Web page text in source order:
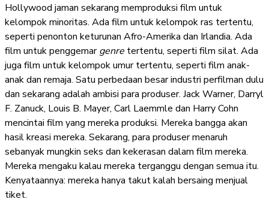
Hollywood jaman sekarang memproduksi film untuk
kelompok minoritas. Ada film untuk kelompok ras tertentu,
seperti penonton keturunan Afro-Amerika dan Irlandia. Ada
film untuk penggemargenre tertentu, seperti film silat. Ada
juga film untuk kelompok umur tertentu, seperti film anak-
anak dan remaja. Satu perbedaan besar industri perfilman dulu
dan sekarang adalah ambisi para produser. Jack Warner, Darryl
F. Zanuck, Louis B. Mayer, Carl Laemmle dan Harry Cohn
mencintai film yang mereka produksi. Mereka bangga akan
hasil kreasi mereka. Sekarang, para produser menaruh
sebanyak mungkin seks dan kekerasan dalam film mereka.
Mereka mengaku kalau mereka terganggu dengan semua itu.
Kenyataannya: mereka hanya takut kalah bersaing menjual
tiket.